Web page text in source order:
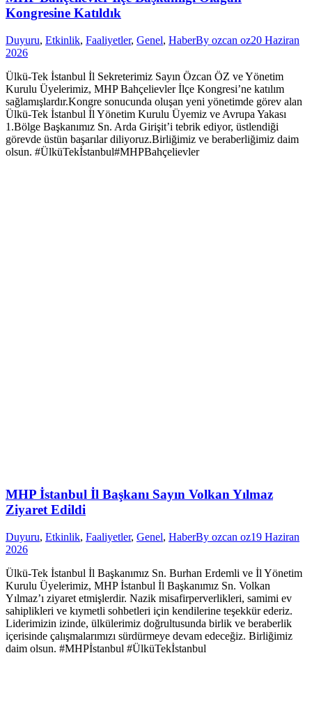
Kongresine Katıldık
Duyuru, Etkinlik, Faaliyetler, Genel, HaberBy ozcan oz20 Haziran
2026
Ülkü-Tek İstanbul İl Sekreterimiz Sayın Özcan ÖZ ve Yönetim
Kurulu Üyelerimiz, MHP Bahçelievler İlçe Kongresi’ne katılım
sağlamışlardır.Kongre sonucunda oluşan yeni yönetimde görev alan
Ülkü-Tek İstanbul İl Yönetim Kurulu Üyemiz ve Avrupa Yakası
1.Bölge Başkanımız Sn. Arda Girişit’i tebrik ediyor, üstlendiği
görevde üstün başarılar diliyoruz.Birliğimiz ve beraberliğimiz daim
olsun. #ÜlküTekİstanbul#MHPBahçelievler
MHP İstanbul İl Başkanı Sayın Volkan Yılmaz
Ziyaret Edildi
Duyuru, Etkinlik, Faaliyetler, Genel, HaberBy ozcan oz19 Haziran
2026
Ülkü-Tek İstanbul İl Başkanımız Sn. Burhan Erdemli ve İl Yönetim
Kurulu Üyelerimiz, MHP İstanbul İl Başkanımız Sn. Volkan
Yılmaz’ı ziyaret etmişlerdir. Nazik misafirperverlikleri, samimi ev
sahiplikleri ve kıymetli sohbetleri için kendilerine teşekkür ederiz.
Liderimizin izinde, ülkülerimiz doğrultusunda birlik ve beraberlik
içerisinde çalışmalarımızı sürdürmeye devam edeceğiz. Birliğimiz
daim olsun. #MHPİstanbul #ÜlküTekİstanbul